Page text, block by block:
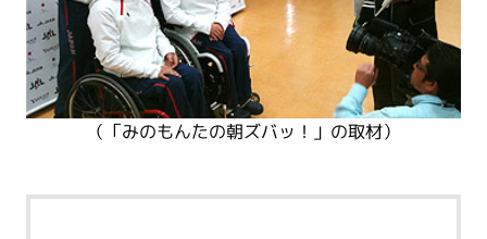
（「みのもんたの朝ズバッ！」の取材）